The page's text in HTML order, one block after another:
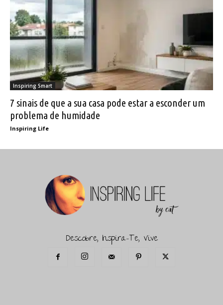
Inspiring Smart
7 sinais de que a sua casa pode estar a esconder um
problema de humidade
Inspiring Life
Descobre, Inspira-Te, Vive